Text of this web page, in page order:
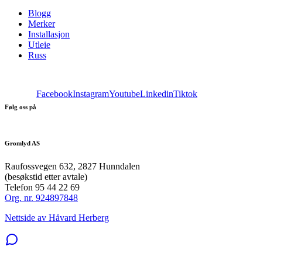
Blogg
Merker
Installasjon
Utleie
Russ
Følg oss på
FacebookInstagramYoutubeLinkedinTiktok
Gromlyd AS
Raufossvegen 632, 2827 Hunndalen
(besøkstid etter avtale)
Telefon 95 44 22 69
Org. nr. 924897848
Nettside av Håvard Herberg